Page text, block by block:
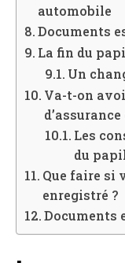
automobile
Documents
La fin du
Un
Va-t-on
Les
du
Que faire si
enregistré ?
Documents